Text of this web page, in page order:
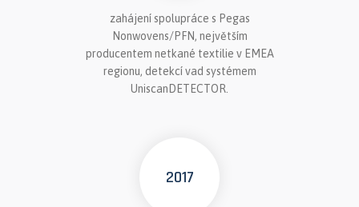
zahájení spolupráce s Pegas
Nonwovens/PFN, největším
producentem netkané textilie v EMEA
regionu, detekcí vad systémem
UniscanDETECTOR.
2017